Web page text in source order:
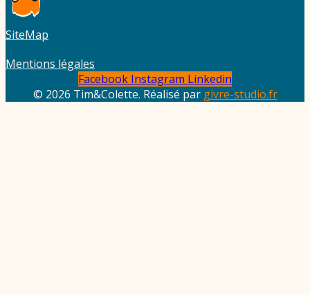
SiteMap
Mentions légales
Facebook Instagram Linkedin
© 2026 Tim&Colette. Réalisé par givre-studio.fr